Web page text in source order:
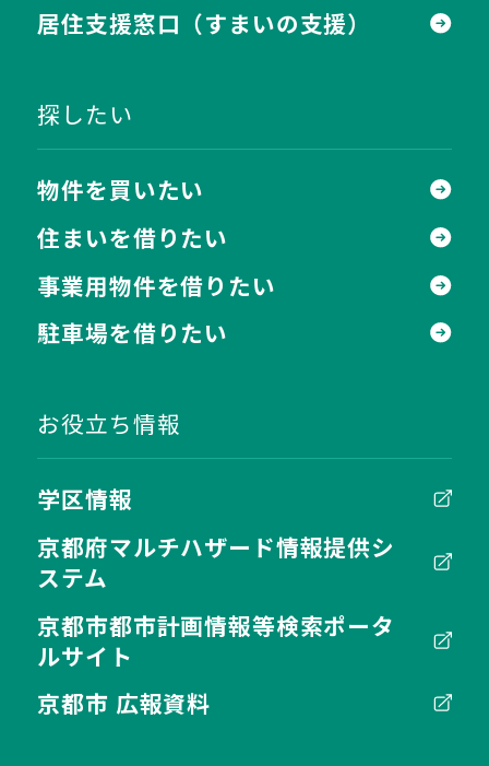
居住支援窓口 （すまいの支援）
探したい
物件を買いたい
住まいを借りたい
事業用物件を借りたい
駐車場を借りたい
お役立ち情報
学区情報
京都府マルチハザード情報提供シ
ステム
京都市都市計画情報等検索ポータ
ルサイト
京都市 広報資料